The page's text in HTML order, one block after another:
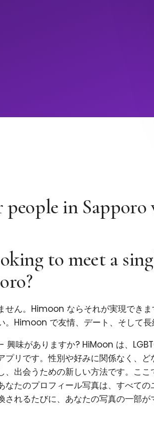
people in
to meet a
せん。Himoon ならそれが実現でき
。Himoon で友情、デート、そして長
興味がありますか? HiMoon は、
プリです。性別や好みに関係なく、ど
、出会うための新しい方法です。ここ
なたのプロフィール写真は、すべて
されるたびに、あなたの写真の一部